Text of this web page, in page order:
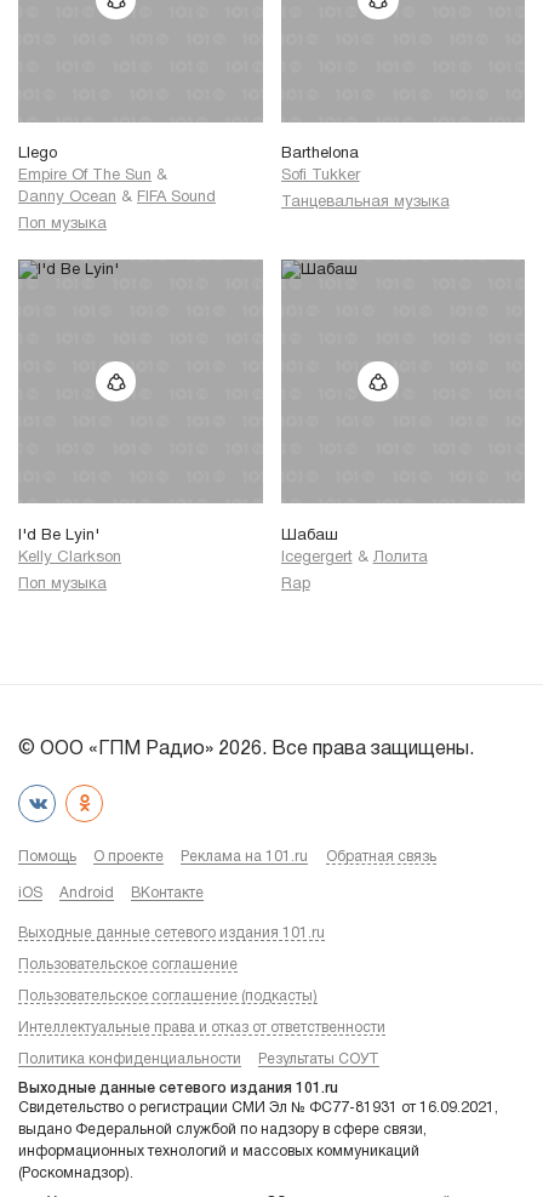
Llego
Empire Of The Sun &
Danny Ocean & FIFA Sound
Поп музыка
Barthelona
Sofi Tukker
Танцевальная музыка
I'd Be Lyin'
Kelly Clarkson
Поп музыка
Шабаш
Icegergert & Лолита
Rap
© ООО «ГПМ Радио» 2026. Все права защищены.
Помощь О проекте Реклама на 101.ru Обратная связь
iOS Android ВКонтакте
Выходные данные сетевого издания 101.ru
Пользовательское соглашение
Пользовательское соглашение (подкасты)
Интеллектуальные права и отказ от ответственности
Политика конфиденциальности Результаты СОУТ
Выходные данные сетевого издания 101.ru
Свидетельство о регистрации СМИ Эл № ФС77-81931 от 16.09.2021,
выдано Федеральной службой по надзору в сфере связи,
информационных технологий и массовых коммуникаций
(Роскомнадзор).